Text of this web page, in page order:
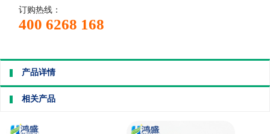
订购热线：
400 6268 168
产品详情
相关产品